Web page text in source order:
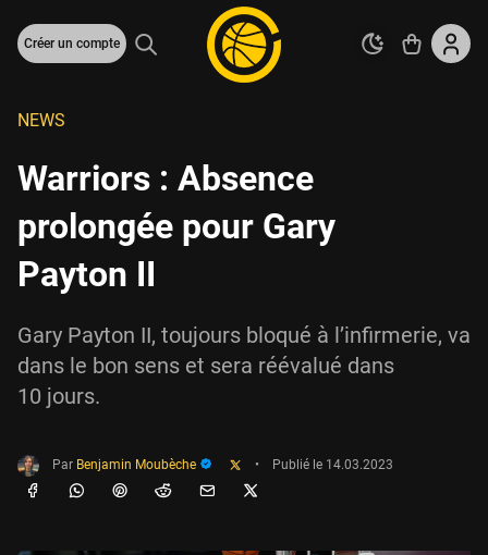
Créer un compte
NEWS
Warriors : Absence
prolongée pour Gary
Payton II
Gary Payton II, toujours bloqué à l’infirmerie, va
dans le bon sens et sera réévalué dans
10 jours.
Par Benjamin Moubèche • Publié le 14.03.2023